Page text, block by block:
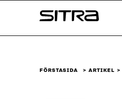
↓
Sitra
FÖRSTASIDA ARTIKEL